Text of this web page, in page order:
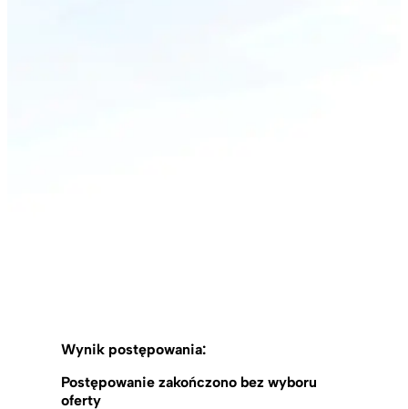
Wynik postępowania:
Postępowanie zakończono bez wyboru
oferty